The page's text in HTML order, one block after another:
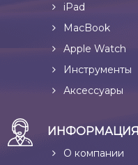
iPad
MacBook
Apple Watch
Инструменты
Аксессуары
ИНФОРМАЦИЯ
О компании